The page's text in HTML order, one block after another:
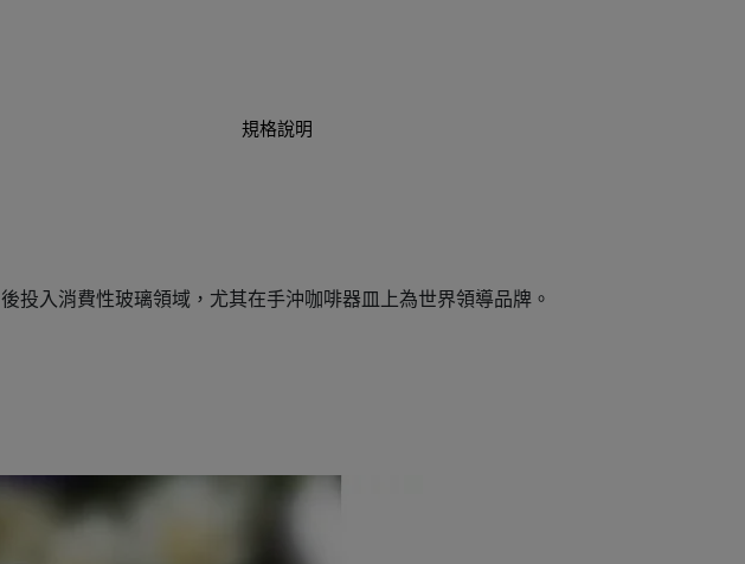
規格說明
後投入消費性玻璃領域，尤其在手沖咖啡器皿上為世界領導品牌。